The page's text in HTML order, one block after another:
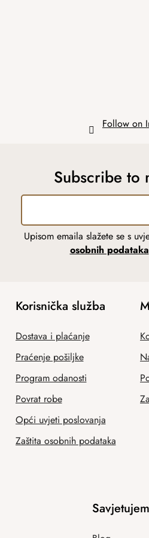
Follow on
Subscribe to
Upisom emaila slažete se s
osobnih podataka
Korisnička služba
Dostava i plaćanje
Praćenje pošiljke
Program odanosti
Povrat robe
Opći uvjeti poslovanja
Zaštita osobnih podataka